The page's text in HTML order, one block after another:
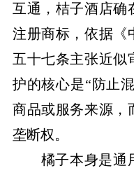
互通，桔子酒店确
注册商标，依据《
五十七条主张近似
护的核心是“防止
商品或服务来源，
垄断权。
橘子本身是通